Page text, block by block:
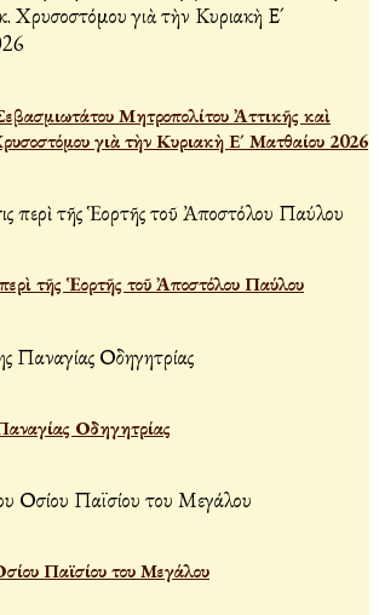
Μητροπολίτου Ἀττικῆς καὶ
γιὰ τὴν Κυριακὴ Ε´ Ματθαίου 2026
τῆς Ἑορτῆς τοῦ Ἀποστόλου Παύλου
Οδηγητρίας
Παϊσίου του Μεγάλου